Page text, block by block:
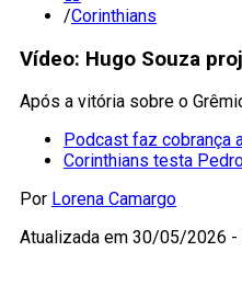
/Corinthians
Vídeo: Hugo Souza
Após a vitória sobre o
Podcast faz cobrança
Corinthians testa
Por Lorena Camargo
Atualizada em 30/05/2026 -